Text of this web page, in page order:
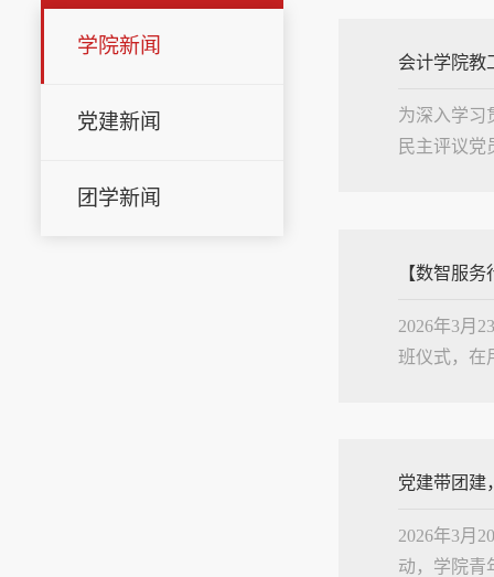
学院新闻
党建新闻
团学新闻
会计学院教
为深入学习
民主评议党
【数智服
2026年3月
班仪式，在
党建带团建
2026年3月
动，学院青